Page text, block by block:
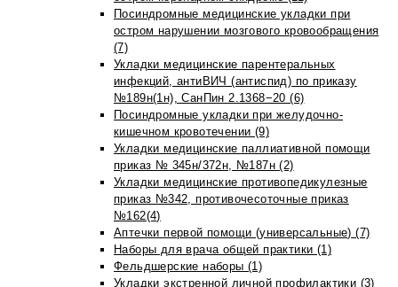
Посиндромные медицинские укладки при
остром нарушении мозгового кровообращения
(7)
Укладки медицинские парентеральных
инфекций, антиВИЧ (антиспид) по приказу
№189н(1н), СанПин 2.1368−20 (6)
Посиндромные укладки при желудочно-
кишечном кровотечении (9)
Укладки медицинские паллиативной помощи
приказ № 345н/372н, №187н (2)
Укладки медицинские противопедикулезные
приказ №342, противочесоточные приказ
№162(4)
Аптечки первой помощи (универсальные) (7)
Наборы для врача общей практики (1)
Фельдшерские наборы (1)
Укладки экстренной личной профилактики (3)